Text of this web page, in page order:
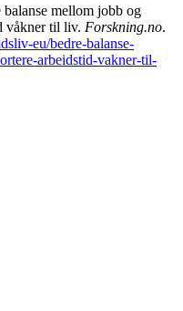
mellom jobb og
våkner til liv. Forskning.no.
eu/bedre-balanse-
arbeidstid-vakner-til-